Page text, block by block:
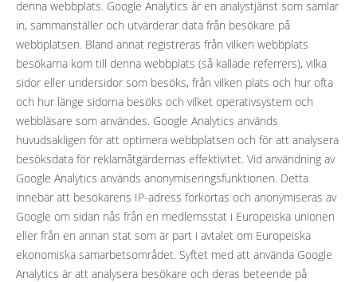
denna webbplats. Google Analytics är en analystjänst som samlar
in, sammanställer och utvärderar data från besökare på
webbplatsen. Bland annat registreras från vilken webbplats
besökarna kom till denna webbplats (så kallade referrers), vilka
sidor eller undersidor som besöks, från vilken plats och hur ofta
och hur länge sidorna besöks och vilket operativsystem och
webbläsare som användes. Google Analytics används
huvudsakligen för att optimera webbplatsen och för att analysera
besöksdata för reklamåtgärdernas effektivitet. Vid användning av
Google Analytics används anonymiseringsfunktionen. Detta
innebär att besökarens IP-adress förkortas och anonymiseras av
Google om sidan nås från en medlemsstat i Europeiska unionen
eller från en annan stat som är part i avtalet om Europeiska
ekonomiska samarbetsområdet. Syftet med att använda Google
Analytics är att analysera besökare och deras beteende på